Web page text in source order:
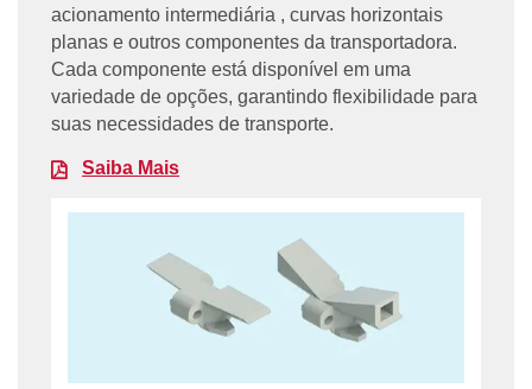
acionamento intermediária , curvas horizontais
planas e outros componentes da transportadora.
Cada componente está disponível em uma
variedade de opções, garantindo flexibilidade para
suas necessidades de transporte.
Saiba Mais